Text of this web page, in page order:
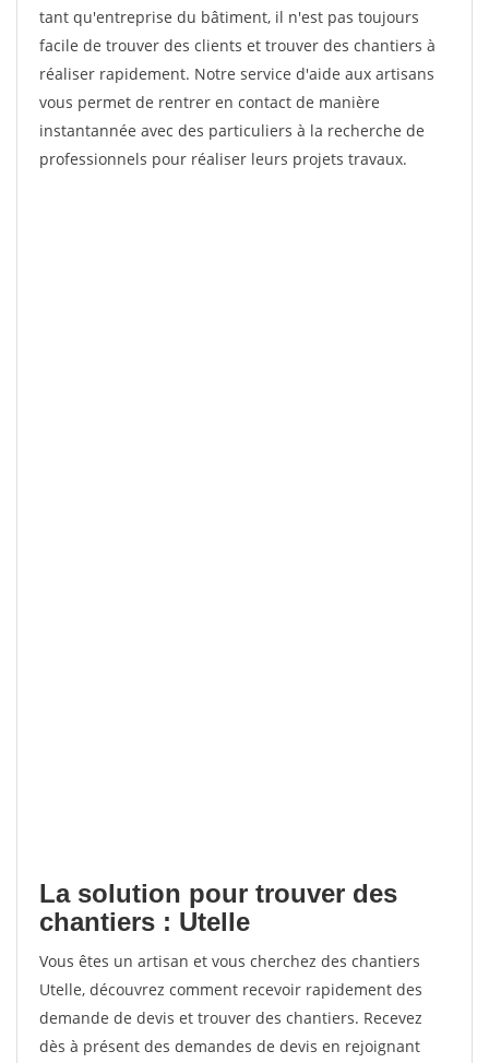
tant qu'entreprise du bâtiment, il n'est pas toujours
facile de trouver des clients et trouver des chantiers à
réaliser rapidement. Notre service d'aide aux artisans
vous permet de rentrer en contact de manière
instantannée avec des particuliers à la recherche de
professionnels pour réaliser leurs projets travaux.
La solution pour trouver des
chantiers : Utelle
Vous êtes un artisan et vous cherchez des chantiers
Utelle, découvrez comment recevoir rapidement des
demande de devis et trouver des chantiers. Recevez
dès à présent des demandes de devis en rejoignant